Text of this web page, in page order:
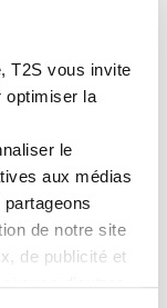
T2S vous invite
optimiser la
le
aux médias
de notre site
de publicité et
thermocollée
fluorescent.